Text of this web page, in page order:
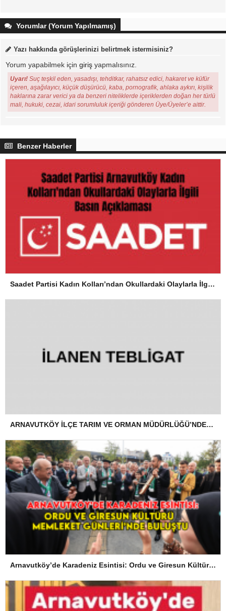
Yorumlar (Yorum Yapılmamış)
Yazı hakkında görüşlerinizi belirtmek istermisiniz?
Yorum yapabilmek için giriş yapmalısınız.
Uyarı! Suç teşkil eden, yasadışı, tehditkar, rahatsız edici, hakaret ve küfür
içeren, aşağılayıcı, küçük düşürücü, kaba, pornografik, ahlaka aykırı, kişilik
haklarına zarar verici ya da benzeri niteliklerde içeriklerden doğan her türlü
mali, hukuki, cezai, idari sorumluluk içeriği gönderen Üye/Üyeler’e aittir.
Benzer Haberler
Saadet Partisi Kadın Kolları’ndan Okullardaki Olaylarla İlgili Basın Açıklaması
ARNAVUTKÖY İLÇE TARIM VE ORMAN MÜDÜRLÜĞÜ’NDEN İLANEN TEBLİGAT
Arnavutköy’de Karadeniz Esintisi: Ordu ve Giresun Kültürü Memleket Günleri’nde Buluştu